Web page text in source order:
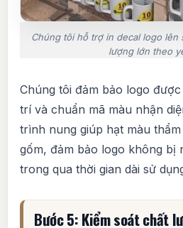
Chúng tôi hỗ trợ in decal logo lên
lượng lớn theo
Chúng tôi đảm bảo logo
trí và chuẩn mã màu nhận
trình nung giúp hạt màu
gốm, đảm bảo logo không bị
trong qua thời gian dài sử
Bước 5: Kiểm soát chất